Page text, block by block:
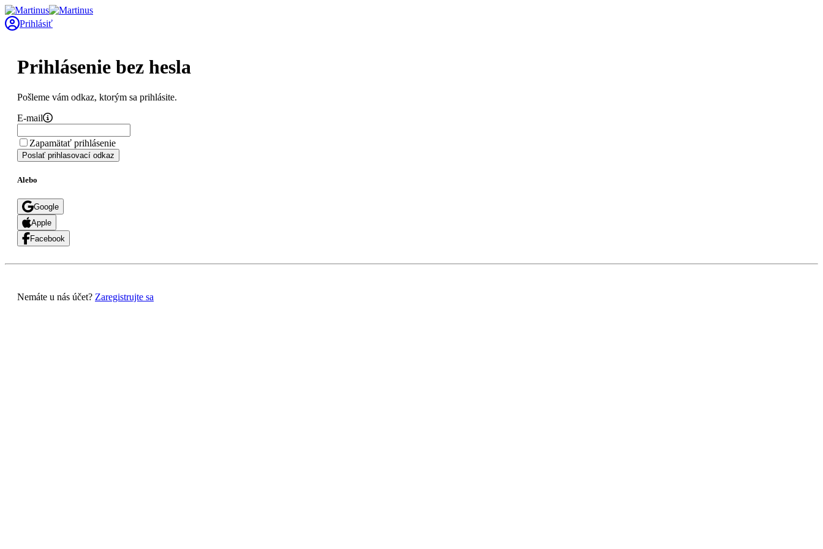
Prihlásiť
Prihlásenie bez hesla
Pošleme vám odkaz, ktorým sa prihlásite.
E-mail
Zapamätať prihlásenie
Poslať prihlasovací odkaz
Alebo
Google
Apple
Facebook
Nemáte u nás účet? Zaregistrujte sa